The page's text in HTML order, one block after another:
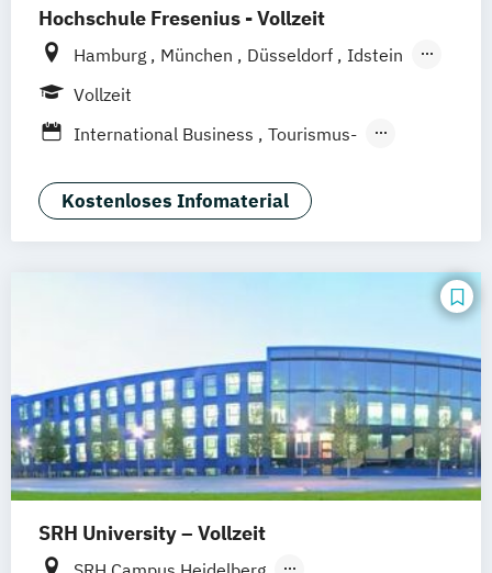
Hochschule Fresenius - Vollzeit
Hamburg München Düsseldorf
Idstein
Berlin
Braunschweig Erfurt
Vollzeit
International Business
Tourismus-
Kostenloses Infomaterial
SRH University – Vollzeit